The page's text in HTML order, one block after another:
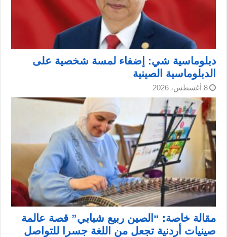
دبلوماسية شي: إضفاء لمسة شخصية على
الدبلوماسية الصينية
8 أغسطس، 2026
مقالة خاصة: “الصين ربيع شبابي” قصة عالمة
صينيات أردنية تجعل من اللغة جسرا للتواصل